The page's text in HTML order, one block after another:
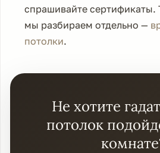
спрашивайте сертификаты.
мы разбираем отдельно —
потолки.
Не хотите
потолок